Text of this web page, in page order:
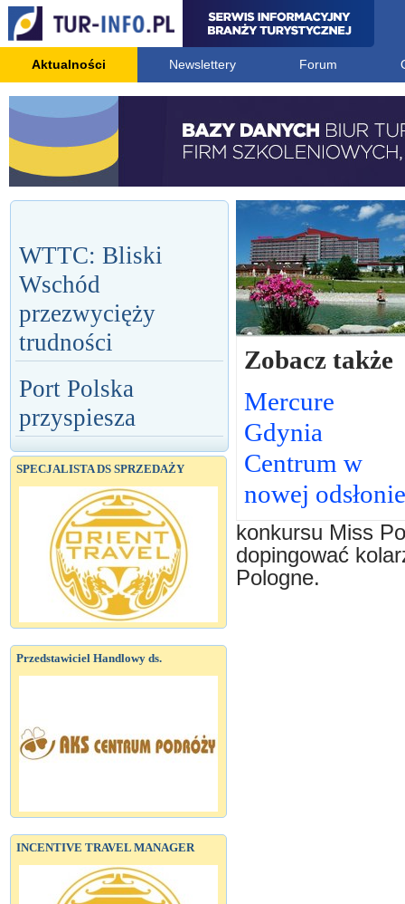
Aktualności Newslettery Forum
WTTC: Bliski
Wschód
przezwycięży
trudności
Port Polska
przyspiesza
SPECJALISTA DS SPRZEDAŻY
Przedstawiciel Handlowy ds.
INCENTIVE TRAVEL MANAGER
Zobacz także
Mercure
Gdynia
Centrum w
nowej odsłonie
konkursu Miss
dopingować
Pologne.